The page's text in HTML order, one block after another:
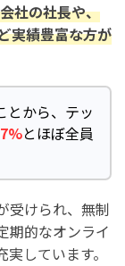
社の社長や、
実績豊富な方が
とから、テッ
とほぼ全員
受けられ、無制
期的なオンライ
しています。